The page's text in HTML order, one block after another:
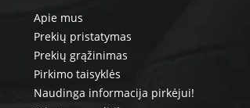
Apie mus
Prekių pristatymas
Prekių grąžinimas
Pirkimo taisyklės
Naudinga informacija pirkėjui!